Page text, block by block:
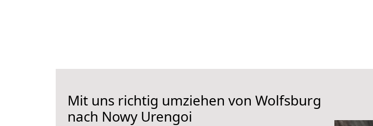
Mit uns richtig umziehen von Wolfsburg
nach Nowy Urengoi